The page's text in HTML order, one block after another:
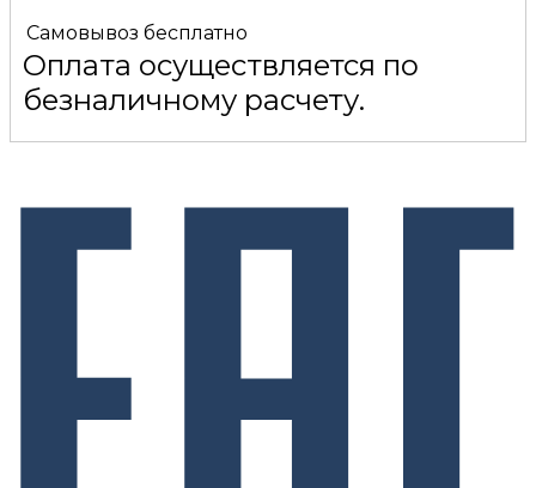
Самовывоз бесплатно
Оплата осуществляется по
безналичному расчету.